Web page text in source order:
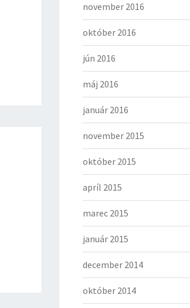
november 2016
október 2016
jún 2016
máj 2016
január 2016
november 2015
október 2015
apríl 2015
marec 2015
január 2015
december 2014
október 2014